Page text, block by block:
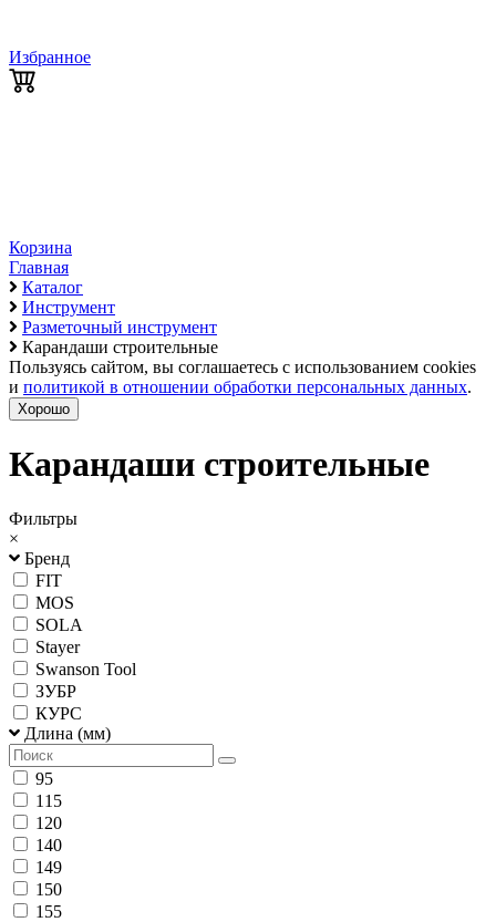
Избранное
Корзина
Главная
Каталог
Инструмент
Разметочный инструмент
Карандаши строительные
Пользуясь сайтом, вы соглашаетесь с использованием cookies
и политикой в отношении обработки персональных данных.
Хорошо
Карандаши строительные
Фильтры
×
Бренд
FIT
MOS
SOLA
Stayer
Swanson Tool
ЗУБР
КУРС
Длина (мм)
95
115
120
140
149
150
155